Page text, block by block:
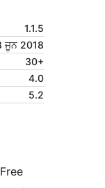
1.1.5
ਜੂਨ 2018
30+
4.0
5.2